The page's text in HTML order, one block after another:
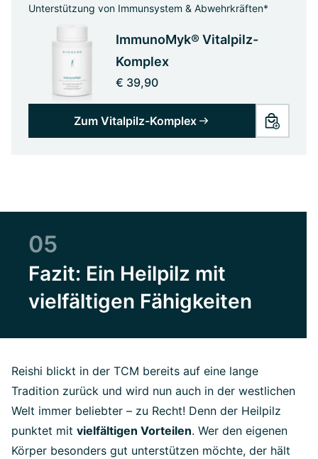
Unterstützung von Immunsystem & Abwehrkräften*
ImmunoMyk® Vitalpilz-
Komplex
€ 39,90
Zum Vitalpilz-Komplex
05
Fazit: Ein Heilpilz mit
vielfältigen Fähigkeiten
Reishi blickt in der TCM bereits auf eine lange
Tradition zurück und wird nun auch in der westlichen
Welt immer beliebter – zu Recht! Denn der Heilpilz
punktet mit vielfältigen Vorteilen. Wer den eigenen
Körper besonders gut unterstützen möchte, der hält